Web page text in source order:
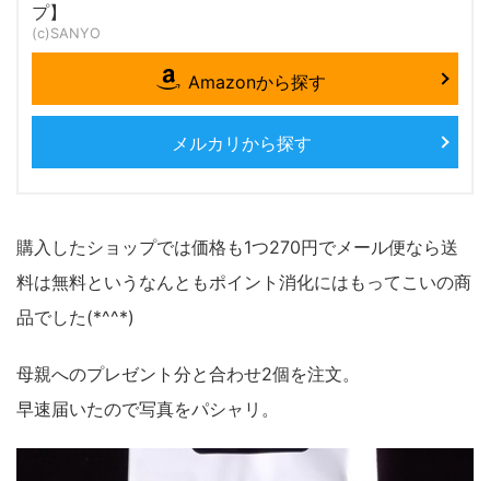
プ】
(c)SANYO
Amazonから探す
メルカリから探す
購入したショップでは価格も1つ270円でメール便なら送
料は無料というなんともポイント消化にはもってこいの商
品でした(*^^*)
母親へのプレゼント分と合わせ2個を注文。
早速届いたので写真をパシャリ。